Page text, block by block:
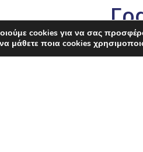
18532
cookies για να σας
μάθετε ποια cookies